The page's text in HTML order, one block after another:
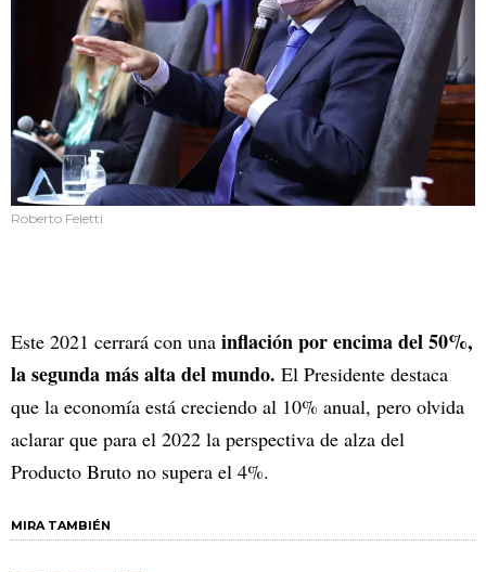
Roberto Feletti
Este 2021 cerrará con una inflación por encima del 50%,
la segunda más alta del mundo. El Presidente destaca
que la economía está creciendo al 10% anual, pero olvida
aclarar que para el 2022 la perspectiva de alza del
Producto Bruto no supera el 4%.
MIRA TAMBIÉN